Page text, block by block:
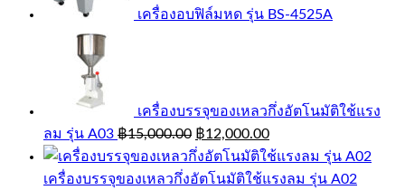
เครื่องอบฟิล์มหด รุ่น BS-4525A
เครื่องบรรจุของเหลวกึ่งอัตโนมัติใช้แรง
ลม รุ่น A03 ฿15,000.00 ฿12,000.00
เครื่องบรรจุของเหลวกึ่งอัตโนมัติใช้แรงลม รุ่น A02